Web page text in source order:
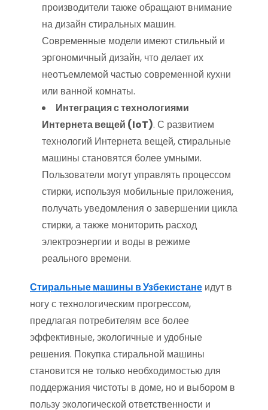
производители также обращают внимание
на дизайн стиральных машин.
Современные модели имеют стильный и
эргономичный дизайн, что делает их
неотъемлемой частью современной кухни
или ванной комнаты.
Интеграция с технологиями
Интернета вещей (IoT). С развитием
технологий Интернета вещей, стиральные
машины становятся более умными.
Пользователи могут управлять процессом
стирки, используя мобильные приложения,
получать уведомления о завершении цикла
стирки, а также мониторить расход
электроэнергии и воды в режиме
реального времени.
Стиральные машины в Узбекистане идут в
ногу с технологическим прогрессом,
предлагая потребителям все более
эффективные, экологичные и удобные
решения. Покупка стиральной машины
становится не только необходимостью для
поддержания чистоты в доме, но и выбором в
пользу экологической ответственности и